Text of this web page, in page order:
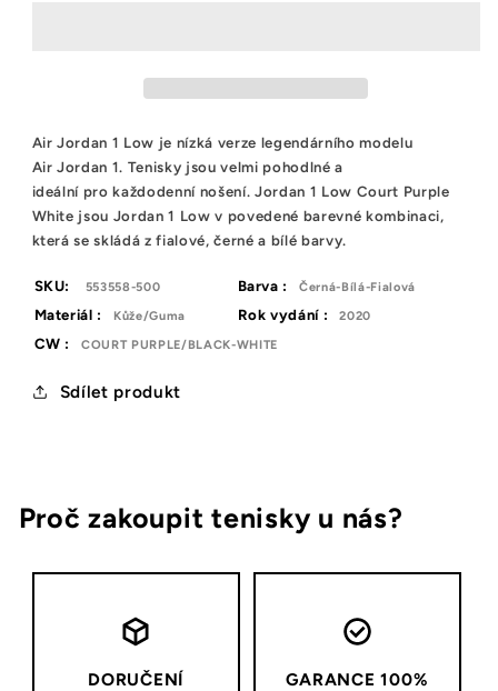
Air Jordan 1 Low je nízká verze legendárního modelu
Air Jordan 1. Tenisky jsou velmi pohodlné a
ideální pro každodenní nošení. Jordan 1 Low Court Purple
White jsou Jordan 1 Low v povedené barevné kombinaci,
která se skládá z fialové, černé a bílé barvy.
SKU: 553558-500 Barva : Černá-Bílá-Fialová
Materiál : Kůže/Guma Rok vydání : 2020
CW : COURT PURPLE/BLACK-WHITE
Sdílet produkt
Proč zakoupit tenisky u nás?
DORUČENÍ
GARANCE 100%